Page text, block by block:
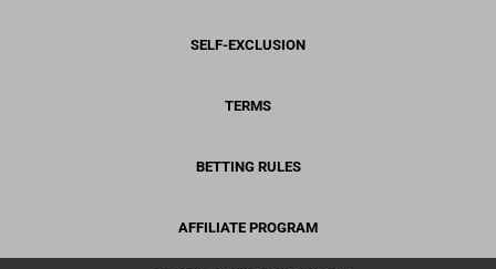
SELF-EXCLUSION
TERMS
BETTING RULES
AFFILIATE PROGRAM